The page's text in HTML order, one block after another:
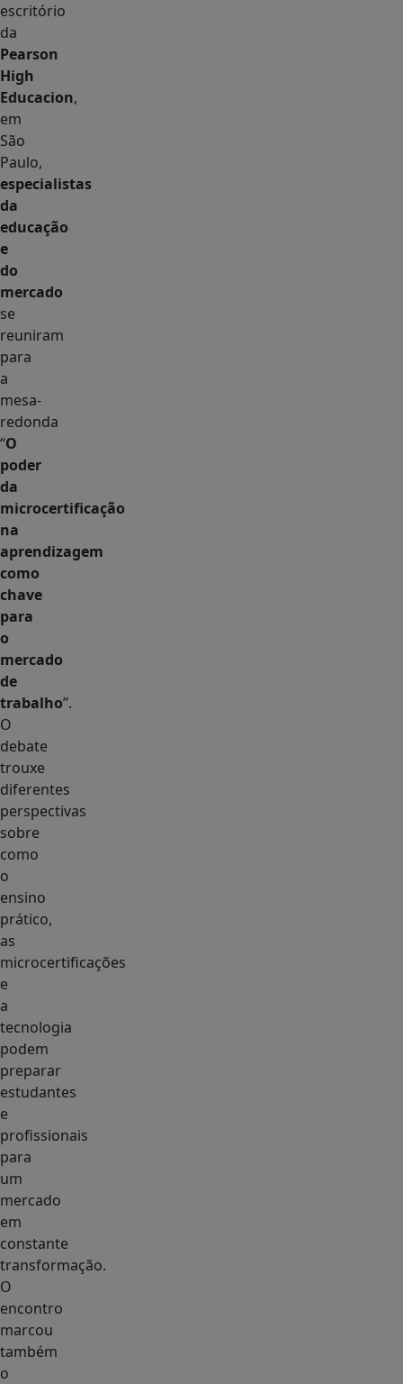
escritório
da
Pearson
High
Educacion,
em
São
Paulo,
especialistas
da
educação
e
do
mercado
se
reuniram
para
a
mesa-
redonda
“O
poder
da
microcertificação
na
aprendizagem
como
chave
para
o
mercado
de
trabalho”.
O
debate
trouxe
diferentes
perspectivas
sobre
como
o
ensino
prático,
as
microcertificações
e
a
tecnologia
podem
preparar
estudantes
e
profissionais
para
um
mercado
em
constante
transformação.
O
encontro
marcou
também
o